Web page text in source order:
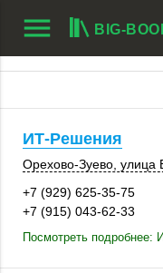
menu BIG-
ИТ-Решения
Орехово-Зуево ,
+7 (929) 625-35-75
+7 (915) 043-62-33
Посмотреть подробнее: